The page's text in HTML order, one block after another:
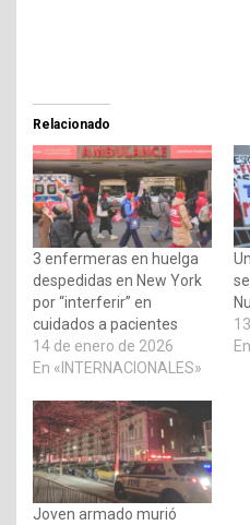
Relacionado
3 enfermeras en huelga
despedidas en New York
por “interferir” en
cuidados a pacientes
14 de enero de 2026
En «INTERNACIONALES»
Joven armado murió